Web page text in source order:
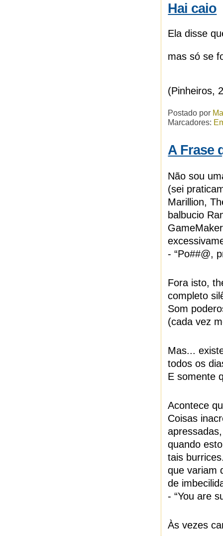
Hai caio
Ela disse
mas só se
(Pinheiros,
Postado por
Marcadores:
A Frase
Não sou
(sei
Marillion,
balbucio
- “Po##@,
Fora isto,
completo
Som
(cada vez
Mas...
todos os
E somente
Acontece
Coisas
quando
tais
que variam
de
- “You are
Às vezes